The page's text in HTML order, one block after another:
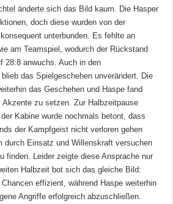
änderte sich das Bild kaum. Die Hasper
doch diese wurden von der
unterbunden. Es fehlte an
am Teamspiel, wodurch der Rückstand
28:8 anwuchs. Auch in den
das Spielgeschehen unverändert. Die
das Geschehen und Haspe fand
zu setzen. Zur Halbzeitpause
Kabine wurde nochmals betont, dass
der Kampfgeist nicht verloren gehen
durch Einsatz und Willenskraft versuchen
finden. Leider zeigte diese Ansprache nur
Halbzeit bot sich das gleiche Bild:
Chancen effizient, während Haspe weiterhin
Angriffe erfolgreich abzuschließen.